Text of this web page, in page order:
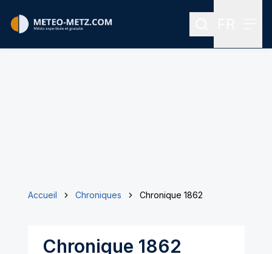
Rechercher
Accueil Chroniques Chronique 1862
Chronique 1862